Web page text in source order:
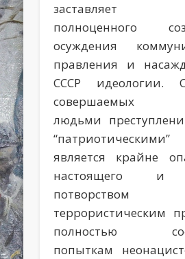
заставляет
полноценного
осуждения
правления и
СССР идеологии.
совершаемых
людьми
является крайне
настоящего и
потворством
террористическим
полностью
попыткам